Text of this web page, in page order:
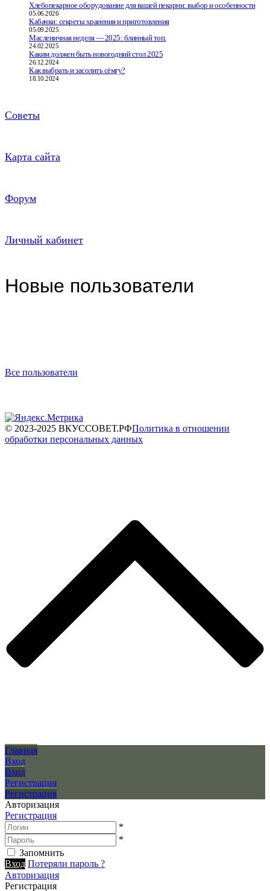
Хлебопекарное оборудование для вашей пекарни: выбор и особенности
05.06.2026
Кабачки: секреты хранения и приготовления
05.09.2025
Масленичная неделя — 2025: блинный топ.
24.02.2025
Каким должен быть новогодний стол 2025
26.12.2024
Как выбрать и засолить сёмгу?
18.10.2024
Советы
Карта сайта
Форум
Личный кабинет
Новые пользователи
Все пользователи
© 2023-2025 ВКУССОВЕТ.РФПолитика в отношении
обработки персональных данных
Главная
Вход
Вход
Регистрация
Регистрация
Авторизация
Регистрация
*
*
Запомнить
Вход Потеряли пароль ?
Авторизация
Регистрация